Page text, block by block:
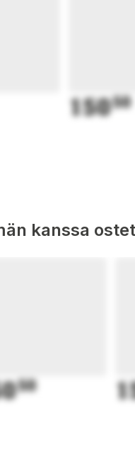
15050
kanssa
50